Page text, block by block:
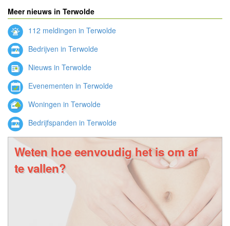
Meer nieuws in Terwolde
112 meldingen in Terwolde
Bedrijven in Terwolde
Nieuws in Terwolde
Evenementen in Terwolde
Woningen in Terwolde
Bedrijfspanden in Terwolde
Weten hoe eenvoudig het is om af
te vallen?